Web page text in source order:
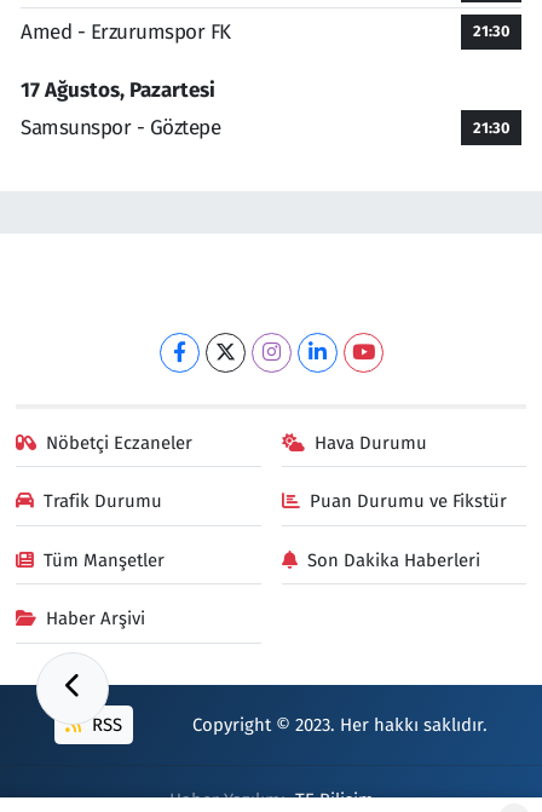
Amed - Erzurumspor FK 21:30
17 Ağustos, Pazartesi
Samsunspor - Göztepe
21:30
Nöbetçi Eczaneler Hava Durumu
Trafik Durumu Puan Durumu ve Fikstür
Tüm Manşetler Son Dakika Haberleri
Haber Arşivi
RSS Copyright © 2023. Her hakkı saklıdır.
Haber Yazılımı:TE Bilişim